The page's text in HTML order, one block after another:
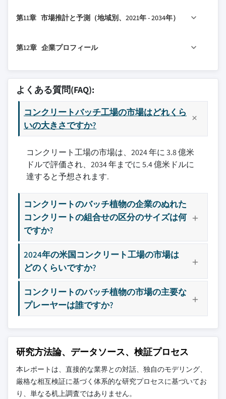
3.7.1 規格とコンプライアンス要件
3.7.3 認証規格
3.8.2 主要輸出国
3.9 ポーターの分析
3.10 PESTEL分析
8.3.5 教育機関
8.4 インフラプロジェクト
8.4.2 橋とトンネル
8.4.3 空港と海港
8.4.4 鉄道と地下鉄
8.4.5 ダムと貯水池
8.4.6 風力発電所と太陽光発電所
8.4.7 倉庫
8.4.8 その他
8.5 自治体とスマートシティプロジェクト
8.6 産業建設
10.2 直販
第11章 市場推計と予測（地域別、2021年 - 2034年）
11.2 北米
11.2.2 カナダ
11.3 欧州
11.3.1 ドイツ
11.3.2 英国
11.3.3 フランス
11.3.4 スペイン
11.3.5 イタリア
11.3.6 オランダ
11.4 アジア太平洋
11.4.1 中国
11.4.2 日本
11.4.4 オーストラリア
11.4.5 韓国
11.5 ラテンアメリカ
11.5.1 ブラジル
11.5.2 メキシコ
11.6 中東・アフリカ
11.6.1 南アフリカ
11.6.2 サウジアラビア
11.6.3 アラブ首長国連邦
第12章 企業プロフィール
12.1 AIMIX Group
12.3 Astec
12.4 Cemco
12.5 Elkon
12.6 JEL Concrete Plants
12.7 Liebherr
12.8 Meka
12.9 Putzmeister
12.10 Sany
12.11 SCHWING Stetter
12.12 Semix
12.13 Stephens Mfg
12.14 Vince Hagan
12.15 XCMG
主要な競合他社が見当たりませんか？
このレポートに掲載されている企業は厳選さ
れたものであり、競合全体を網羅するもので
当社の市場収益計算は、個別にプロファイル
されていないメーカー、販売業者、専門業者
を含む全地域の全プレイヤーを考慮したボト
よくある質問(FAQ):
コンクリートバッチ工場の市場はどれくら
いの大きさですか?
コンクリート工場の市場は、2024 年に 3.8 億米
ドルで評価され、2034 年までに 5.4 億米ドルに
達すると予想されます.
コンクリートのバッチ植物の企業のぬれた
コンクリートの組合せの区分のサイズは何
ですか?
2024年の米国コンクリート工場の市場は
どのくらいですか?
コンクリートのバッチ植物の市場の主要な
プレーヤーは誰ですか?
研究方法論、データソース、検証プロセス
本レポートは、直接的な業界との対話、独自のモデリング、
厳格な相互検証に基づく体系的な研究プロセスに基づいてお
り、単なる机上調査ではありません。